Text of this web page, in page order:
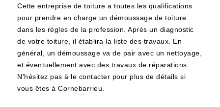
Cette entreprise de toiture a toutes les qualifications
pour prendre en charge un démoussage de toiture
dans les règles de la profession. Après un diagnostic
de votre toiture, il établira la liste des travaux. En
général, un démoussage va de pair avec un nettoyage,
et éventuellement avec des travaux de réparations.
N’hésitez pas à le contacter pour plus de détails si
vous êtes à Cornebarrieu.